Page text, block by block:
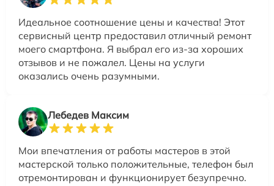
Идеальное соотношение цены и качества! Этот
сервисный центр предоставил отличный ремонт
моего смартфона. Я выбрал его из-за хороших
отзывов и не пожалел. Цены на услуги
оказались очень разумными.
Лебедев Максим
Мои впечатления от работы мастеров в этой
мастерской только положительные, телефон был
отремонтирован и функционирует безупречно.